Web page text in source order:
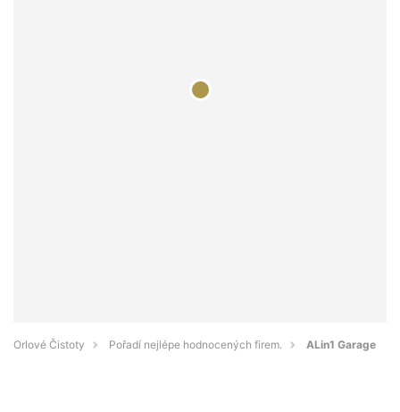
Orlové Čistoty Pořadí nejlépe hodnocených firem. ALin1 Garage